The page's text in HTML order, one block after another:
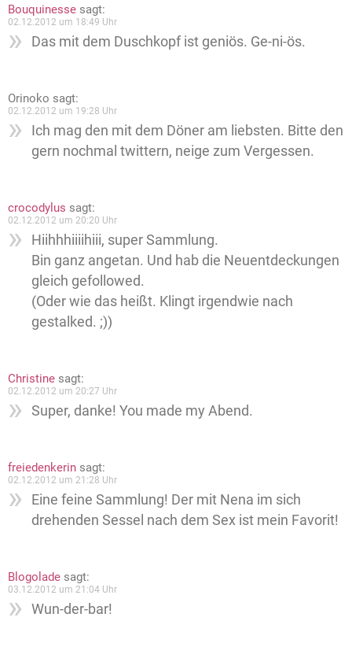
Bouquinesse sagt:
02.12.2012 um 18:49 Uhr
Das mit dem Duschkopf ist geniös. Ge-ni-ös.
Orinoko sagt:
02.12.2012 um 19:28 Uhr
Ich mag den mit dem Döner am liebsten. Bitte den
gern nochmal twittern, neige zum Vergessen.
crocodylus sagt:
02.12.2012 um 20:20 Uhr
Hiihhhiiiihiii, super Sammlung.
Bin ganz angetan. Und hab die Neuentdeckungen
gleich gefollowed.
(Oder wie das heißt. Klingt irgendwie nach
gestalked. ;))
Christine sagt:
02.12.2012 um 20:27 Uhr
Super, danke! You made my Abend.
freiedenkerin sagt:
02.12.2012 um 21:28 Uhr
Eine feine Sammlung! Der mit Nena im sich
drehenden Sessel nach dem Sex ist mein Favorit!
Blogolade sagt:
03.12.2012 um 21:04 Uhr
Wun-der-bar!